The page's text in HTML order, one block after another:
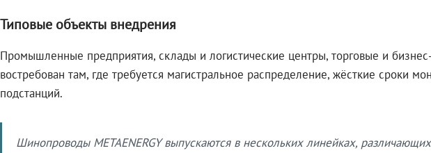
Типовые объекты внедрения
Промышленные предприятия, склады и логистические центры, торговые и
востребован там, где требуется магистральное распределение, жёсткие сроки
подстанций.
Шинопроводы METAENERGY выпускаются в нескольких линейках,